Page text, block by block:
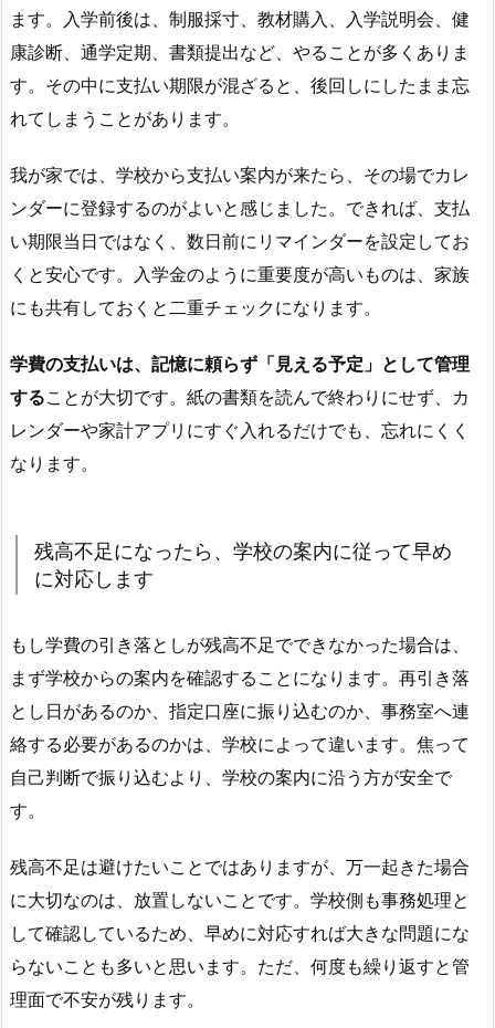
ます。入学前後は、制服採寸、教材購入、入学説明会、健
康診断、通学定期、書類提出など、やることが多くありま
す。その中に支払い期限が混ざると、後回しにしたまま忘
れてしまうことがあります。
我が家では、学校から支払い案内が来たら、その場でカレ
ンダーに登録するのがよいと感じました。できれば、支払
い期限当日ではなく、数日前にリマインダーを設定してお
くと安心です。入学金のように重要度が高いものは、家族
にも共有しておくと二重チェックになります。
学費の支払いは、記憶に頼らず「見える予定」として管理
することが大切です。紙の書類を読んで終わりにせず、カ
レンダーや家計アプリにすぐ入れるだけでも、忘れにくく
なります。
残高不足になったら、学校の案内に従って早め
に対応します
もし学費の引き落としが残高不足でできなかった場合は、
まず学校からの案内を確認することになります。再引き落
とし日があるのか、指定口座に振り込むのか、事務室へ連
絡する必要があるのかは、学校によって違います。焦って
自己判断で振り込むより、学校の案内に沿う方が安全で
す。
残高不足は避けたいことではありますが、万一起きた場合
に大切なのは、放置しないことです。学校側も事務処理と
して確認しているため、早めに対応すれば大きな問題にな
らないことも多いと思います。ただ、何度も繰り返すと管
理面で不安が残ります。